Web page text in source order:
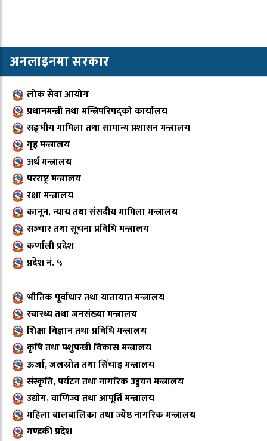
अनलाइनमा सरकार
लोक सेवा आयोग
प्रधानमन्त्री तथा मन्त्रिपरिषद्को कार्यालय
सङ्घीय मामिला तथा सामान्य प्रशासन मन्त्रालय
गृह मन्त्रालय
अर्थ मन्त्रालय
परराष्ट्र मन्त्रालय
रक्षा मन्त्रालय
कानून, न्याय तथा संसदीय मामिला मन्त्रालय
सञ्‍चार तथा सूचना प्रविधि मन्त्रालय
कर्णाली प्रदेश
प्रदेश नं. ५
भौतिक पूर्वाधार तथा यातायात मन्त्रालय
स्वास्थ्य तथा जनसंख्या मन्त्रालय
शिक्षा विज्ञान तथा प्रविधि मन्त्रालय
कृषि तथा पशुपन्छी विकास मन्त्रालय
ऊर्जा, जलस्रोत तथा सिंचाइ मन्त्रालय
संस्कृति, पर्यटन तथा नागरिक उड्डयन मन्त्रालय
उद्योग, वाणिज्य तथा आपूर्ति मन्त्रालय
महिला बालबालिका तथा ज्येष्ठ नागरिक मन्त्रालय
गण्डकी प्रदेश